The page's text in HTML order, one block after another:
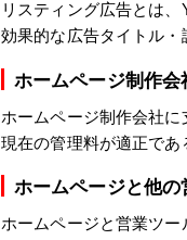
リスティング広告とは
効果的な広告タイトル・
ホームページ制作会
ホームページ制作会社に
現在の管理料が適正であ
ホームページと他の
ホームページと営業ツー